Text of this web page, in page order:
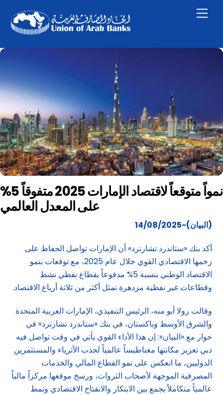
content
%5 نمواً متوقعاً لاقتصاد الإمارات 2025 متفوقاً
على المعدل العالمي
(البيان)-14/08/2025
أكد بنك «ستاندرد تشارترد» أن الإمارات تواصل الحفاظ على
زخمها الاقتصادي القوي خلال عام 2025، مع توقعات بنمو
الاقتصاد الوطني بنسبة 5% مدفوعاً بقطاع نفطي نشط
وقطاعات غير نفطية مزدهرة تمثل أكثر من ثلاثة أرباع الاقتصاد.
وقالت رولا أبو منه، الرئيس التنفيذي، الإمارات العربية المتحدة
والشرق الأوسط وباكستان، في بنك «ستاندرد تشارترد» في
حوار مع «البيان»: إن هذا الأداء القوي يأتي في وقت تواصل فيه
دبي تعزيز مكانتها مغناطيساً عالمياً لجذب الأثرياء والمستثمرين
الدوليين، ما انعكس على نمو القطاع المالي والخدمات
المصرفية الموجهة لأصحاب الثروات، ورسخ موقعها مركزاً مالياً
عالمياً متكاملاً يجمع بين الابتكار والانفتاح الاقتصادي ونمط